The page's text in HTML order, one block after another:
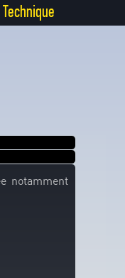
Technique
notamment